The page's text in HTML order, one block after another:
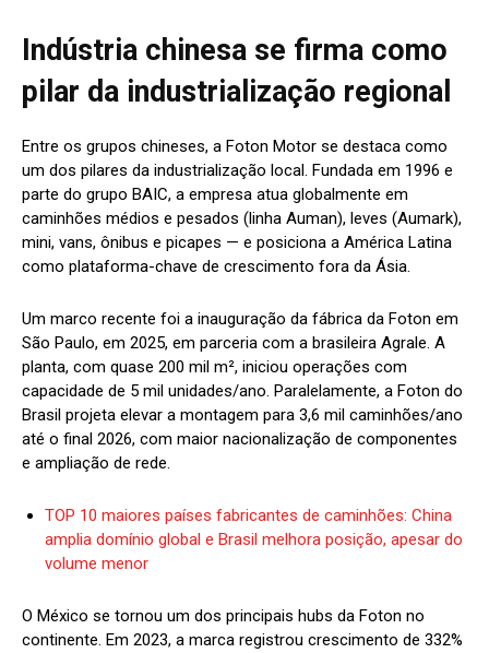
Indústria chinesa se firma como
pilar da industrialização regional
Entre os grupos chineses, a Foton Motor se destaca como
um dos pilares da industrialização local. Fundada em 1996 e
parte do grupo BAIC, a empresa atua globalmente em
caminhões médios e pesados (linha Auman), leves (Aumark),
mini, vans, ônibus e picapes — e posiciona a América Latina
como plataforma-chave de crescimento fora da Ásia.
Um marco recente foi a inauguração da fábrica da Foton em
São Paulo, em 2025, em parceria com a brasileira Agrale. A
planta, com quase 200 mil m², iniciou operações com
capacidade de 5 mil unidades/ano. Paralelamente, a Foton do
Brasil projeta elevar a montagem para 3,6 mil caminhões/ano
até o final 2026, com maior nacionalização de componentes
e ampliação de rede.
TOP 10 maiores países fabricantes de caminhões: China
amplia domínio global e Brasil melhora posição, apesar do
volume menor
O México se tornou um dos principais hubs da Foton no
continente. Em 2023, a marca registrou crescimento de 332%